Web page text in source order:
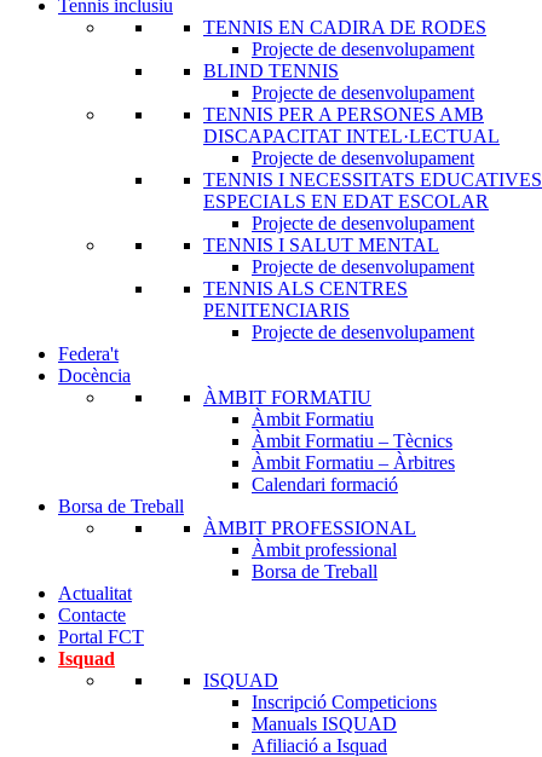
TENNIS PER A PERSONES AMB
DISCAPACITAT INTEL·LECTUAL
Projecte de desenvolupament
TENNIS I NECESSITATS
EDUCATIVES ESPECIALS EN EDAT
ESCOLAR
Projecte de desenvolupament
TENNIS I SALUT MENTAL
Projecte de desenvolupament
TENNIS ALS CENTRES
PENITENCIARIS
Projecte de desenvolupament
ÀMBIT FORMATIU
Àmbit Formatiu – Àrbitres
Calendari formació
ÀMBIT PROFESSIONAL
Àmbit professional
Actualitat
Isquad
Afiliació a Isquad
Portal del jugador/a
Portal Clubs
Portal Arbitratge
Tennis inclusiu
TENNIS EN CADIRA DE RODES
Projecte de desenvolupament
BLIND TENNIS
Projecte de desenvolupament
TENNIS PER A PERSONES AMB
DISCAPACITAT INTEL·LECTUAL
Projecte de desenvolupament
TENNIS I NECESSITATS EDUCATIVES
ESPECIALS EN EDAT ESCOLAR
Projecte de desenvolupament
TENNIS I SALUT MENTAL
Projecte de desenvolupament
TENNIS ALS CENTRES
PENITENCIARIS
Projecte de desenvolupament
Federa't
Docència
ÀMBIT FORMATIU
Àmbit Formatiu
Àmbit Formatiu – Tècnics
Àmbit Formatiu – Àrbitres
Calendari formació
Borsa de Treball
ÀMBIT PROFESSIONAL
Àmbit professional
Borsa de Treball
Actualitat
Contacte
Portal FCT
Isquad
ISQUAD
Inscripció Competicions
Manuals ISQUAD
Afiliació a Isquad